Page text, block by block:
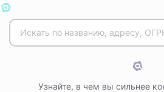
Узнайте, в чем вы сильнее